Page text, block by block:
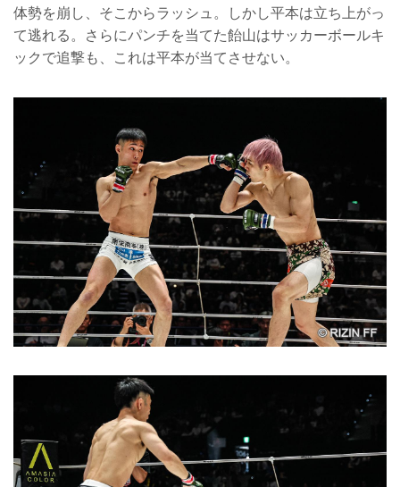
体勢を崩し、そこからラッシュ。しかし平本は立ち上がっ
て逃れる。さらにパンチを当てた飴山はサッカーボールキ
ックで追撃も、これは平本が当てさせない。